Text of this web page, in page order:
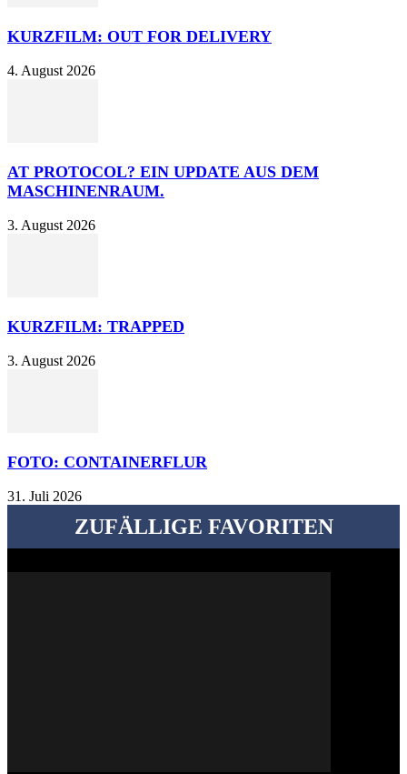
KURZFILM: OUT FOR DELIVERY
4. August 2026
AT PROTOCOL? EIN UPDATE AUS DEM
MASCHINENRAUM.
3. August 2026
KURZFILM: TRAPPED
3. August 2026
FOTO: CONTAINERFLUR
31. Juli 2026
ZUFÄLLIGE FAVORITEN